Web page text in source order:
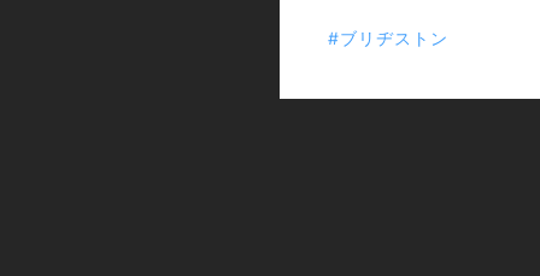
#ブリヂストン